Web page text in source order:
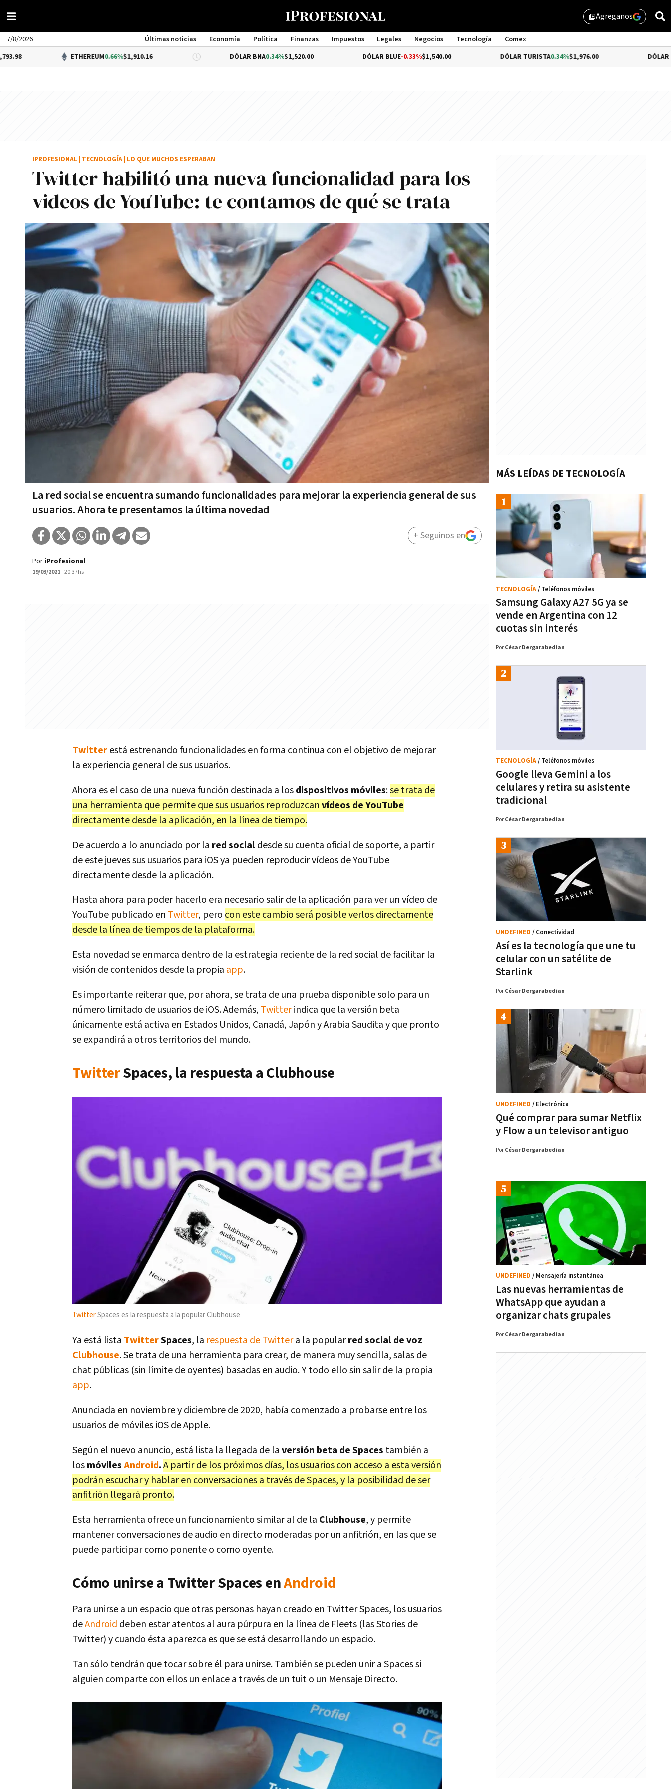
library_addAgreganos
7/8/2026 Últimas noticias Economía Política Finanzas Impuestos Legales Negocios Tecnología
Comex
Management
ETHEREUM0.66%$1,910.16 DÓLAR BNA 0.34%$1,520.00 -0.33%$1,540.00 DÓLAR TURISTA0.34%$1,976.00 $1,510.79
Twitter habilitó una nueva funcionalidad para los
videos de YouTube: te contamos de qué se trata
La red social se encuentra sumando funcionalidades para mejorar la experiencia general de sus
usuarios. Ahora te presentamos la última novedad
IPROFESIONAL TECNOLOGÍA LO QUE MUCHOS ESPERABAN
Por iProfesional
19/03/2021- 20:37hs
+ Seguinos en
Twitterestá estrenando funcionalidades en forma continua con el objetivo de mejorar
la experiencia general de sus usuarios.
Ahora es el caso de una nueva función destinada a losdispositivos móviles:se trata de
una herramienta que permite que sus usuarios reproduzcanvídeos de YouTube
directamente desde la aplicación, en la línea de tiempo.
De acuerdo a lo anunciado por la red socialdesde su cuenta oficial de soporte, a partir
de este jueves sus usuarios para iOS ya pueden reproducir vídeos de YouTube
directamente desde la aplicación.
Hasta ahora para poder hacerlo era necesario salir de la aplicación para ver un vídeo de
YouTube publicado en Twitter, pero con este cambio será posible verlos directamente
desde la línea de tiempos de la plataforma.
Esta novedad se enmarca dentro de la estrategia reciente de la red social de facilitar la
visión de contenidos desde la propia app.
Es importante reiterar que, por ahora, se trata de una prueba disponible solo para un
número limitado de usuarios de iOS. Además, Twitterindica que la versión beta
únicamente está activa en Estados Unidos, Canadá, Japón y Arabia Saudita y que pronto
se expandirá a otros territorios del mundo.
TwitterSpaces, la respuesta a Clubhouse
TwitterSpaces es la respuesta a la popular Clubhouse
Ya está lista TwitterSpaces, la respuesta de Twittera la popularred social de voz
Clubhouse. Se trata de una herramienta para crear, de manera muy sencilla, salas de
chat públicas (sin límite de oyentes) basadas en audio. Y todo ello sin salir de la propia
app.
Anunciada en noviembre y diciembre de 2020, había comenzado a probarse entre los
usuarios de móviles iOS de Apple.
Según el nuevo anuncio, está lista la llegada de laversión beta de Spaces también a
losmóvilesAndroid.A partir de los próximos días, los usuarios con acceso a esta versión
podrán escuchar y hablar en conversaciones a través de Spaces, y la posibilidad de ser
anfitrión llegará pronto.
Esta herramienta ofrece un funcionamiento similar al de la Clubhouse, y permite
mantener conversaciones de audio en directo moderadas por un anfitrión, en las que se
puede participar como ponente o como oyente.
Cómo unirse a Twitter Spaces enAndroid
Para unirse a un espacio que otras personas hayan creado en Twitter Spaces, los usuarios
deAndroid deben estar atentos al aura púrpura en la línea de Fleets (las Stories de
Twitter) y cuando ésta aparezca es que se está desarrollando un espacio.
Tan sólo tendrán que tocar sobre él para unirse. También se pueden unir a Spaces si
alguien comparte con ellos un enlace a través de un tuit o un Mensaje Directo.
MÁS LEÍDAS DE TECNOLOGÍA
Samsung Galaxy A27 5G ya se
vende en Argentina con 12
cuotas sin interés
TECNOLOGÍA/ Teléfonos móviles
Por César Dergarabedian
Google lleva Gemini a los
celulares y retira su asistente
tradicional
TECNOLOGÍA/ Teléfonos móviles
Por César Dergarabedian
Así es la tecnología que une tu
celular con un satélite de
Starlink
UNDEFINED / Conectividad
Por César Dergarabedian
Qué comprar para sumar Netflix
y Flow a un televisor antiguo
UNDEFINED / Electrónica
Por César Dergarabedian
Las nuevas herramientas de
WhatsApp que ayudan a
organizar chats grupales
UNDEFINED / Mensajería instantánea
Por César Dergarabedian